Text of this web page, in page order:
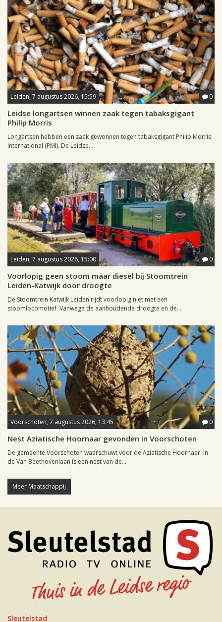
Leiden, 7 augustus 2026, 15:59 0
Leidse longartsen winnen zaak tegen tabaksgigant
Philip Morris
Longartsen hebben een zaak gewonnen tegen tabaksgigant Philip Morris
International (PMI). De Leidse...
Leiden, 7 augustus 2026, 15:00 0
Voorlopig geen stoom maar diesel bij Stoomtrein
Leiden-Katwijk door droogte
De Stoomtrein Katwijk Leiden rijdt voorlopig niet met een
stoomlocomotief. Vanwege de aanhoudende droogte en de...
Voorschoten, 7 augustus 2026, 13:45 0
Nest Aziatische Hoornaar gevonden in Voorschoten
De gemeente Voorschoten waarschuwt voor de Aziatische Hoornaar. In
de Van Beethovenlaan is een nest van de...
Meer Maatschappij
Sleutelstad